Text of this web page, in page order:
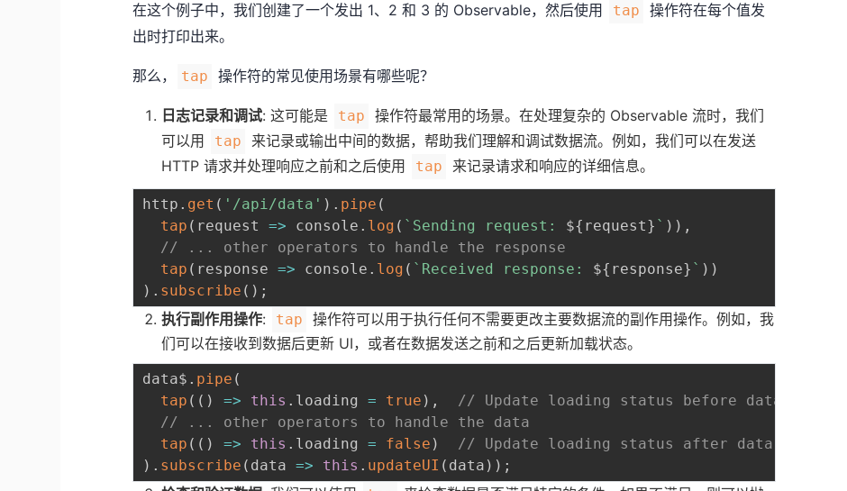
在这个例子中，我们创建了一个发出 1、2 和 3 的 Observable，然后使用 tap
操作符在每个值发
出时打印出来。
那么， tap 操作符的常见使用场景有哪些呢？
日志记录和调试: 这可能是 tap
操作符最常用的场景。在处理复杂的 Observable 流时，我们
可以用
tap
来记录或输出中间的数据，帮助我们理解和调试数据流。例如，我们可以在发送
HTTP 请求并处理响应之前和之后使用
tap 来记录请求和响应的详细信息。
http . get ( '/api/data' ) . pipe (
tap ( request => console . log ( ` Sending request: ${ request} ` ) ) ,
// ... other operators to handle the response
tap ( response => console . log ( ` Received response: ${ response} ` ) )
) . subscribe ( ) ;
执行副作用操作: tap
操作符可以用于执行任何不需要更改主要数据流的副作用操作。例如，我
们可以在接收到数据后更新 UI，或者在数据发送之前和之后更新加载状态。
data$ . pipe (
tap ( ( ) => this . loading = true ) ,
// Update loading status before data arrives
// ... other operators to handle the data
tap ( ( ) => this . loading = false )
// Update loading status after data arrives
) . subscribe ( data => this . updateUI ( data ) ) ;